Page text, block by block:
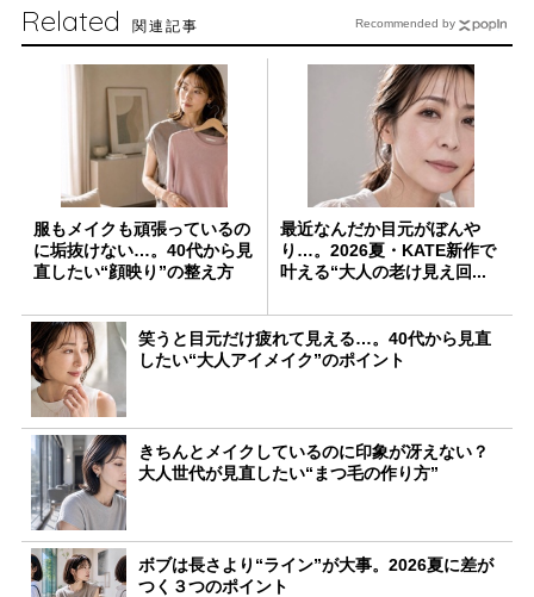
Related 関連記事
服もメイクも頑張っているの
に垢抜けない…。40代から見
直したい“顔映り”の整え方
最近なんだか目元がぼんや
り…。2026夏・KATE新作で
叶える“大人の老け見え回...
笑うと目元だけ疲れて見える…。40代から見直
したい“大人アイメイク”のポイント
きちんとメイクしているのに印象が冴えない？
大人世代が見直したい“まつ毛の作り方”
ボブは長さより“ライン”が大事。2026夏に差が
つく３つのポイント
Recommended by